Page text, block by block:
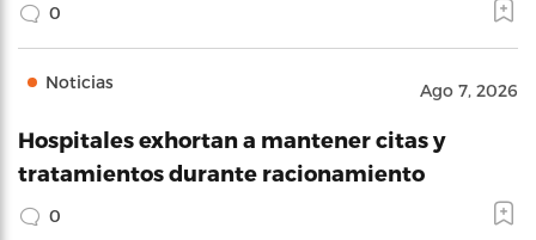
0
Noticias Ago 7, 2026
Hospitales exhortan a mantener citas y
tratamientos durante racionamiento
0